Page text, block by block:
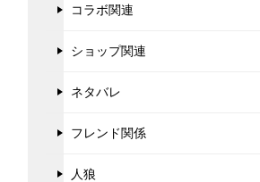
コラボ関連
ショップ関連
ネタバレ
フレンド関係
人狼